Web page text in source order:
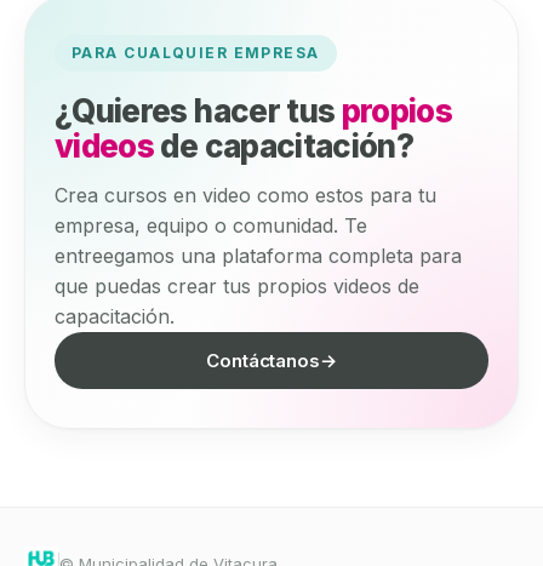
PARA CUALQUIER EMPRESA
¿Quieres hacer tus propios
videosde capacitación?
Crea cursos en video como estos para tu
empresa, equipo o comunidad. Te
entreegamos una plataforma completa para
que puedas crear tus propios videos de
capacitación.
Contáctanos→